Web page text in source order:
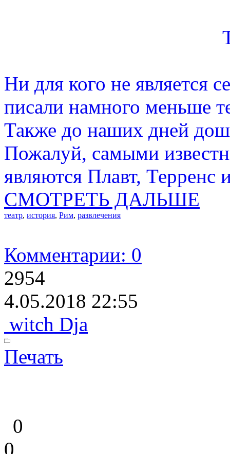
Ни для кого не является
писали намного меньше
Также до наших дней
Пожалуй, самыми
являются Плавт, Терренс
СМОТРЕТЬ ДАЛЬШЕ
театр, история, Рим, развлечения
Комментарии: 0
2954
4.05.2018 22:55
witch Dja
Печать
0
0